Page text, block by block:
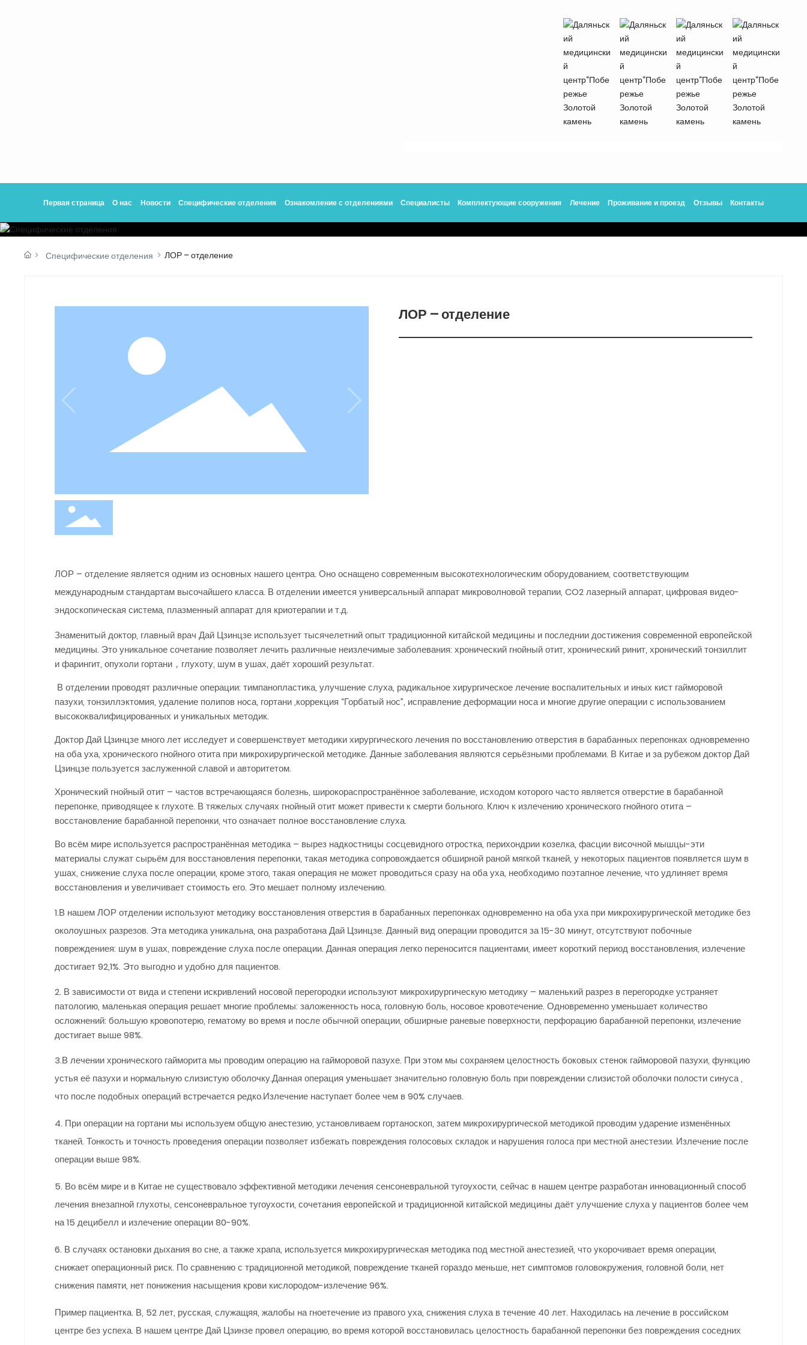
Первая страница О нас Новости Специфические отделения Ознакомление с отделениями Специалисты Комплектующие сооружения Лечение Проживание и проезд Отзывы Контакты
Специфические отделения ЛОР – отделение
ЛОР – отделение
ЛОР – отделение является одним из основных нашего центра. Оно оснащено современным высокотехнологическим оборудованием, соответствующим
международным стандартам высочайшего класса. В отделении имеется универсальный аппарат микроволновой терапии, CO2 лазерный аппарат, цифровая видео-
эндоскопическая система, плазменный аппарат для криотерапии и т.д.
Знаменитый доктор, главный врач Дай Цзинцзе использует тысячелетний опыт традиционной китайской медицины и последнии достижения современной европейской
медицины. Это уникальное сочетание позволяет лечить различные неизлечимые заболевания: хронический гнойный отит, хронический ринит, хронический тонзиллит
и фарингит, опухоли гортани，глухоту, шум в ушах, даёт хороший результат.
В отделении проводят различные операции: тимпанопластика, улучшение слуха, радикальное хирургическое лечение воспалительных и иных кист гайморовой
пазухи, тонзиллэктомия, удаление полипов носа, гортани ,коррекция “Горбатый нос”, исправление деформации носа и многие другие операции с использованием
высококвалифицированных и уникальных методик.
Доктор Дай Цзинцзе много лет исследует и совершенствует методики хирургического лечения по восстановлению отверстия в барабанных перепонках одновременно
на оба уха, хронического гнойного отита при микрохирургической методике. Данные заболевания являются серьёзными проблемами. В Китае и за рубежом доктор Дай
Цзинцзе пользуется заслуженной славой и авторитетом.
Хронический гнойный отит – частов встречающаяся болезнь, широкораспространённое заболевание, исходом которого часто является отверстие в барабанной
перепонке, приводящее к глухоте. В тяжелых случаях гнойный отит может привести к смерти больного. Ключ к излечению хронического гнойного отита –
восстановление барабанной перепонки, что означает полное восстановление слуха.
Во всём мире используется распространённая методика – вырез надкостницы сосцевидного отростка, перихондрии козелка, фасции височной мышцы-эти
материалы служат сырьём для восстановления перепонки, такая методика сопровождается обширной раной мягкой тканей, у некоторых пациентов появляется шум в
ушах, снижение слуха после операции, кроме этого, такая операция не может проводиться сразу на оба уха, необходимо поэтапное лечение, что удлиняет время
восстановления и увеличивает стоимость его. Это мешает полному излечению.
1.В нашем ЛОР отделении используют методику восстановления отверстия в барабанных перепонках одновременно на оба уха при микрохирургической методике без
околоушных разрезов. Эта методика уникальна, она разработана Дай Цзинцзе. Данный вид операции проводится за 15-30 минут, отсутствуют побочные
повреждениея: шум в ушах, повреждение слуха после операции. Данная операция легко переносится пациентами, имеет короткий период восстановления, излечение
достигает 92,1%. Это выгодно и удобно для пациентов.
2. В зависимости от вида и степени искривлений носовой перегородки используют микрохирургическую методику – маленький разрез в перегородке устраняет
патологию, маленькая операция решает многие проблемы: заложенность носа, головную боль, носовое кровотечение. Одновременно уменьшает количество
осложнений: большую кровопотерю, гематому во время и после обычной операции, обширные раневые поверхности, перфорацию барабанной перепонки, излечение
достигает выше 98%.
3.В лечении хронического гайморита мы проводим операцию на гайморовой пазухе. При этом мы сохраняем целостность боковых стенок гайморовой пазухи, функцию
устья её пазухи и нормальную слизистую оболочку.Данная операция уменьшает значительно головную боль при повреждении слизистой оболочки полости синуса ,
что после подобных операций встречается редко.Излечение наступает более чем в 90% случаев.
4. При операции на гортани мы используем общую анестезию, установливаем гортаноскоп, затем микрохирургической методикой проводим ударение изменённых
тканей. Тонкость и точность проведения операции позволяет избежать повреждения голосовых складок и нарушения голоса при местной анестезии. Излечение после
операции выше 98%.
5. Во всём мире и в Китае не существовало эффективной методики лечения сенсоневральной тугоухости, сейчас в нашем центре разработан инновационный способ
лечения внезапной глухоты, сенсоневральное тугоухости, сочетания европейской и традиционной китайской медицины даёт улучшение слуха у пациентов более чем
на 15 децибелл и излечение операции 80-90%.
6. В случаях остановки дыхания во сне, а также храпа, используется микрохирургическая методика под местной анестезией, что укорочивает время операции,
снижает операционный риск. По сравнению с традиционной методикой, повреждение тканей гораздо меньше, нет симптомов головокружения, головной боли, нет
снижения памяти, нет понижения насыщения крови кислородом-излечение 96%.
Пример пациентка. В, 52 лет, русская, служащяя, жалобы на гноетечение из правого уха, снижения слуха в течение 40 лет. Находилась на лечение в российском
центре без успеха. В нашем центре Дай Цзинзе провел операцию, во время которой восстановилась целостность барабанной перепонки без повреждения соседних